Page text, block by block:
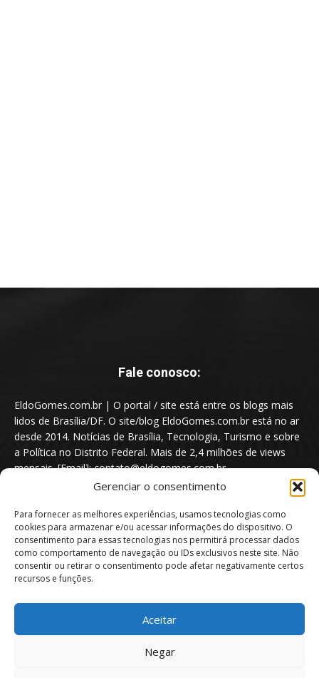
Gerenciar o consentimento
Para fornecer as melhores experiências, usamos tecnologias como
cookies para armazenar e/ou acessar informações do dispositivo. O
consentimento para essas tecnologias nos permitirá processar dados
como comportamento de navegação ou IDs exclusivos neste site. Não
consentir ou retirar o consentimento pode afetar negativamente certos
recursos e funções.
Aceitar
Negar
Fale conosco:
EldoGomes.com.br | O portal / site está entre os blogs mais
lidos de Brasília/DF. O site/blog EldoGomes.com.br está no ar
desde 2014. Notícias de Brasília, Tecnologia, Turismo e sobre
a Política no Distrito Federal. Mais de 2,4 milhões de views
mensais. [Email]: contato@eldogomes.com.br
Portal EldoGomes.com.br | Entre os Blogs mais lidos de Brasília/DF. |